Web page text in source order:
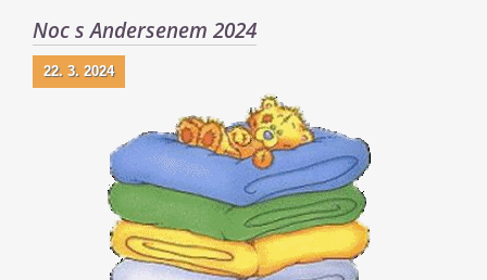
Noc s Andersenem 2024
22. 3. 2024